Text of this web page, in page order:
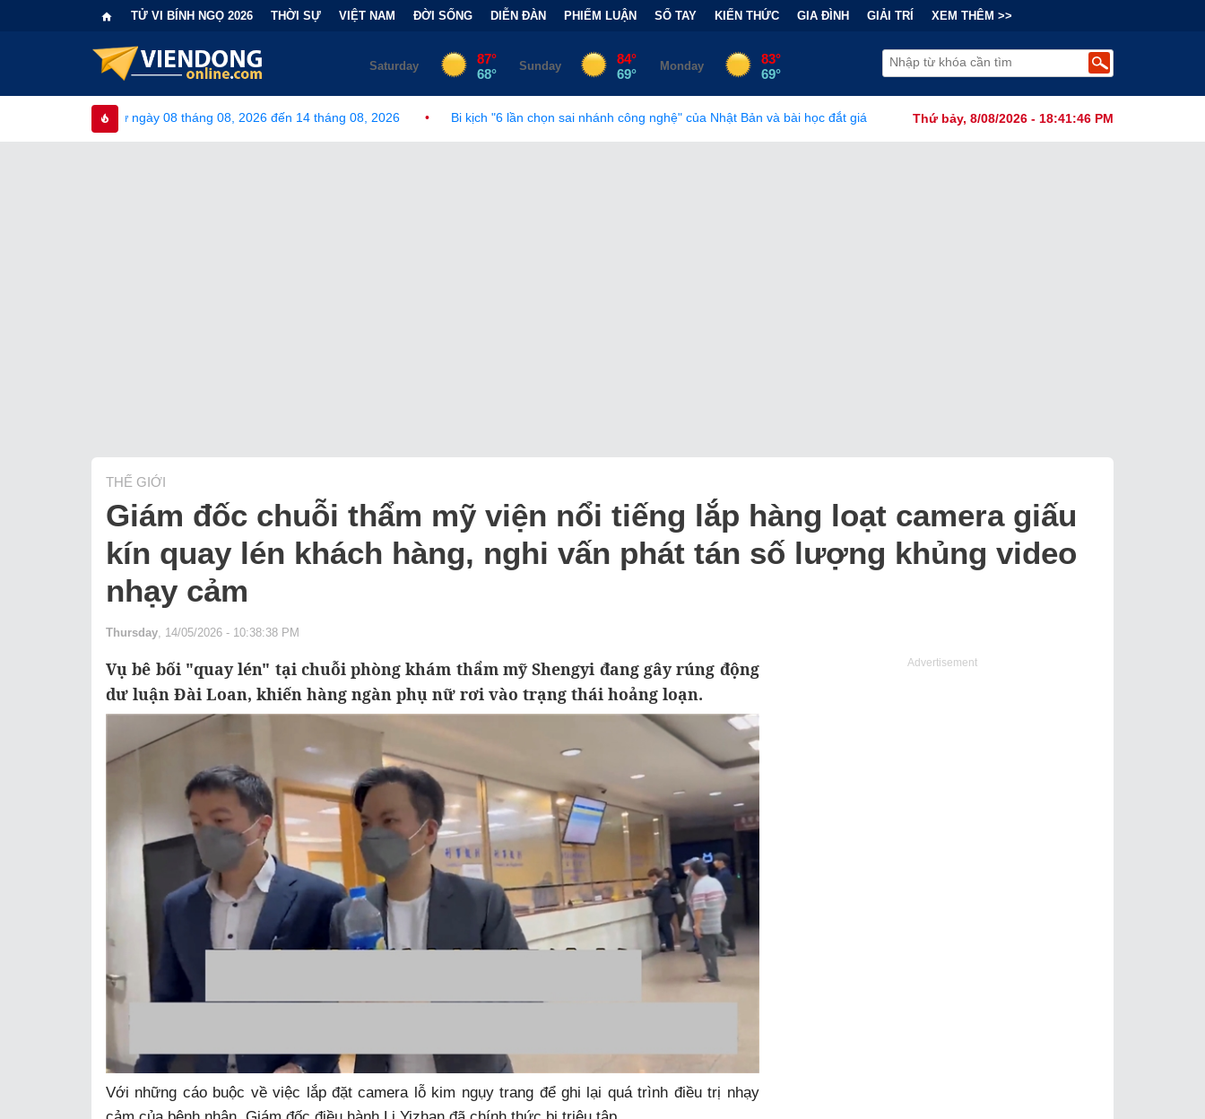
TỬ VI BÍNH NGỌ 2026 THỜI SỰ VIỆT NAM ĐỜI SỐNG DIỄN ĐÀN PHIẾM LUẬN SỔ TAY KIẾN THỨC GIA ĐÌNH GIẢI TRÍ XEM THÊM >>
Thứ bảy, 8/08/2026 - 18:41:47 PM
ngày 08 tháng 08, 2026 đến 14 tháng 08, 2026 • Bi kịch "6 lần chọn sai nhánh công nghệ" của Nhật Bản và bài học đắt giá • Bẫy Tài Chính Đằng Sau "Cơn Sốt" Trà Sữa Nhượng Quyền: Lợi
THẾ GIỚI
Giám đốc chuỗi thẩm mỹ viện nổi tiếng lắp hàng loạt camera giấu
kín quay lén khách hàng, nghi vấn phát tán số lượng khủng video
nhạy cảm
Thursday , 14/05/2026 - 10:38:38 PM
Vụ bê bối "quay lén" tại chuỗi phòng khám thẩm mỹ Shengyi đang gây rúng động
dư luận Đài Loan, khiến hàng ngàn phụ nữ rơi vào trạng thái hoảng loạn.
Với những cáo buộc về việc lắp đặt camera lỗ kim ngụy trang để ghi lại quá trình điều trị nhạy
Advertisement